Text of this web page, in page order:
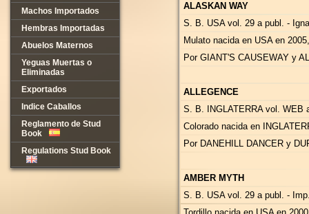
Machos Importados
Hembras Importadas
Abuelos Maternos
Yeguas Muertas o
Eliminadas
Exportados
Indice Caballos
Reglamento de Stud
Book
Regulations Stud Book
ALASKAN WAY
S. B. USA vol. 29 a publ. -
Mulato nacida en USA en
Por GIANT'S CAUSEWAY y
ALLEGENCE
S. B. INGLATERRA vol. WEB
Colorado nacida en
Por DANEHILL DANCER y
AMBER MYTH
S. B. USA vol. 29 a publ. -